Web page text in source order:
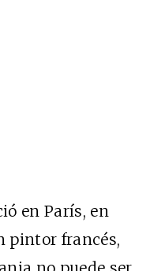
en París, en
pintor francés,